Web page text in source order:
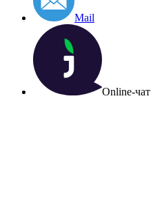
Mail
Online-чат